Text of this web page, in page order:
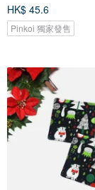
HK$ 45.6
Pinkoi 獨家發售